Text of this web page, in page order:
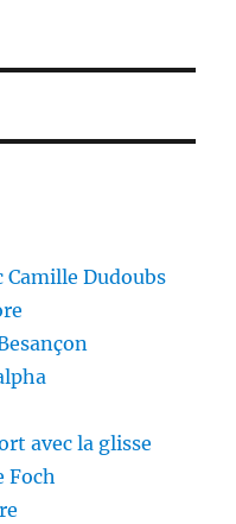
Camille Dudoubs
avec la glisse
Foch